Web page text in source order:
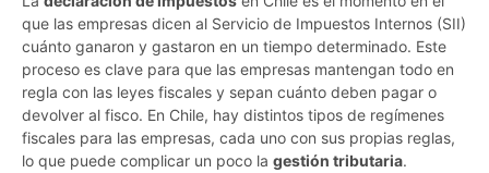
que las empresas dicen al Servicio de Impuestos Internos (SII)
cuánto ganaron y gastaron en un tiempo determinado. Este
proceso es clave para que las empresas mantengan todo en
regla con las leyes fiscales y sepan cuánto deben pagar o
devolver al fisco. En Chile, hay distintos tipos de regímenes
fiscales para las empresas, cada uno con sus propias reglas,
lo que puede complicar un poco la gestión tributaria.